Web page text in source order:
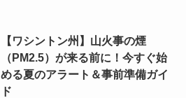
【ワシントン州】山火事の煙
（PM2.5）が来る前に！今すぐ始
める夏のアラート＆事前準備ガイ
ド